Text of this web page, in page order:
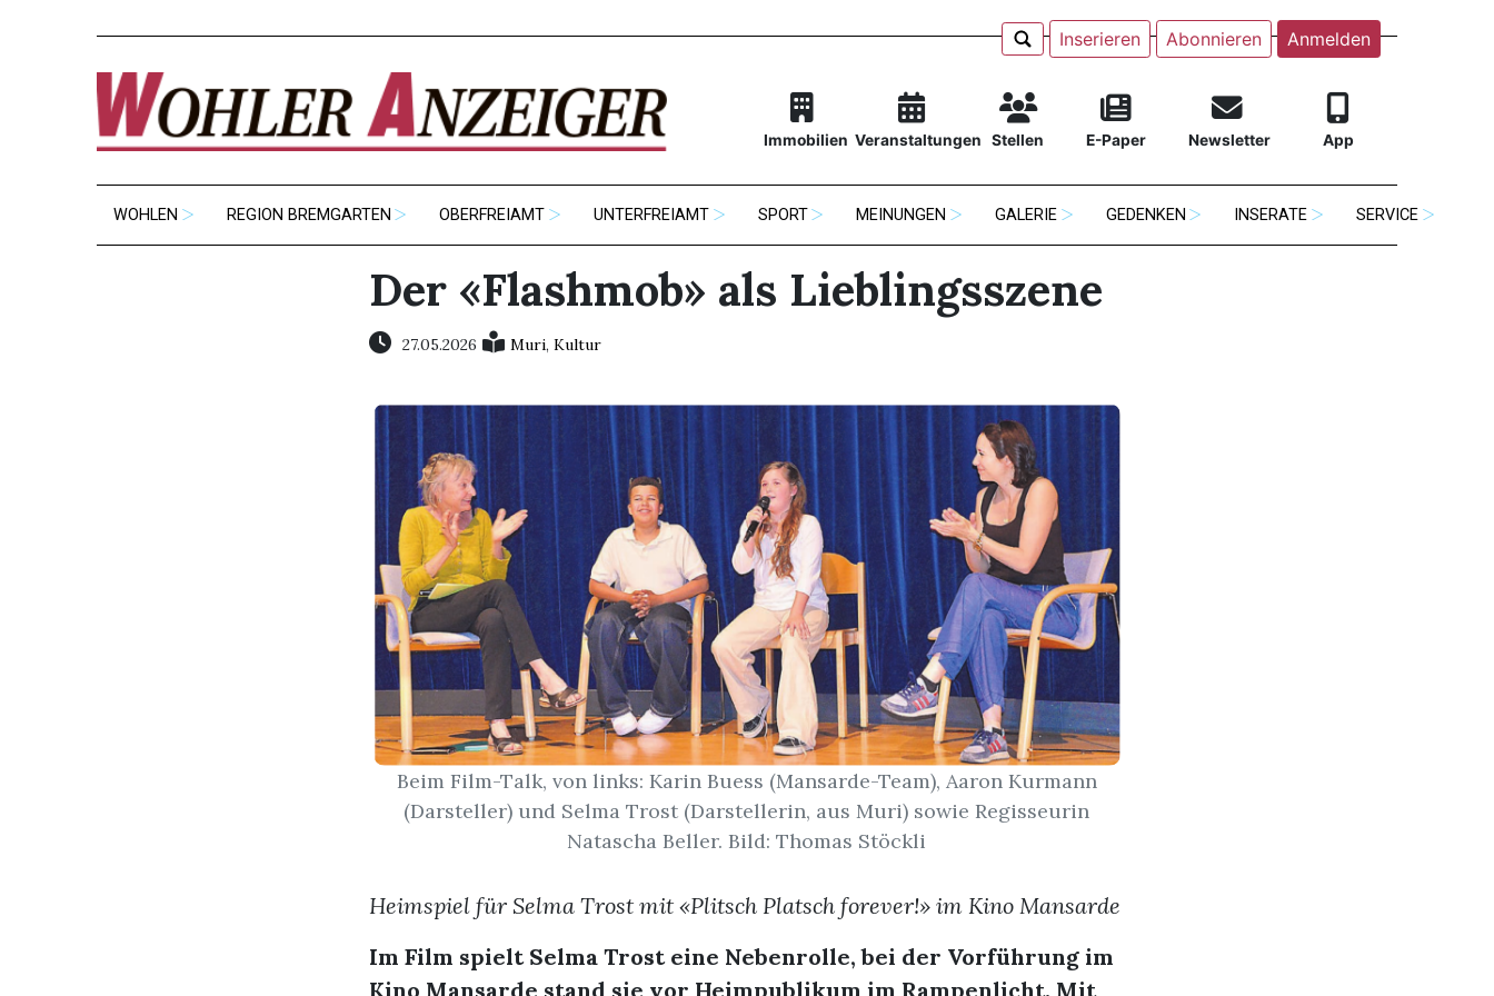
Inserieren Abonnieren Anmelden
Immobilien Veranstaltungen Stellen E-Paper Newsletter App
WOHLEN REGION BREMGARTEN OBERFREIAMT UNTERFREIAMT SPORT MEINUNGEN GALERIE GEDENKEN INSERATE SERVICE
Der «Flashmob» als Lieblingsszene
27.05.2026 Muri, Kultur
Beim Film-Talk, von links: Karin Buess (Mansarde-Team), Aaron Kurmann
(Darsteller) und Selma Trost (Darstellerin, aus Muri) sowie Regisseurin
Natascha Beller. Bild: Thomas Stöckli
Heimspiel für Selma Trost mit «Plitsch Platsch forever!» im Kino Mansarde
Im Film spielt Selma Trost eine Nebenrolle, bei der Vorführung im
Kino Mansarde stand sie vor Heimpublikum im Rampenlicht. Mit